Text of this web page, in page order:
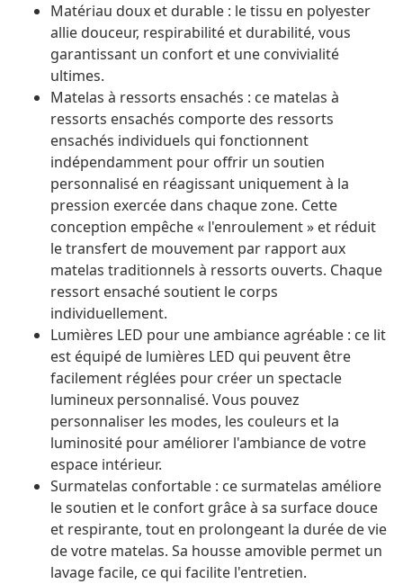
Matériau doux et durable : le tissu en polyester
allie douceur, respirabilité et durabilité, vous
garantissant un confort et une convivialité
ultimes.
Matelas à ressorts ensachés : ce matelas à
ressorts ensachés comporte des ressorts
ensachés individuels qui fonctionnent
indépendamment pour offrir un soutien
personnalisé en réagissant uniquement à la
pression exercée dans chaque zone. Cette
conception empêche « l'enroulement » et réduit
le transfert de mouvement par rapport aux
matelas traditionnels à ressorts ouverts. Chaque
ressort ensaché soutient le corps
individuellement.
Lumières LED pour une ambiance agréable : ce lit
est équipé de lumières LED qui peuvent être
facilement réglées pour créer un spectacle
lumineux personnalisé. Vous pouvez
personnaliser les modes, les couleurs et la
luminosité pour améliorer l'ambiance de votre
espace intérieur.
Surmatelas confortable : ce surmatelas améliore
le soutien et le confort grâce à sa surface douce
et respirante, tout en prolongeant la durée de vie
de votre matelas. Sa housse amovible permet un
lavage facile, ce qui facilite l'entretien.